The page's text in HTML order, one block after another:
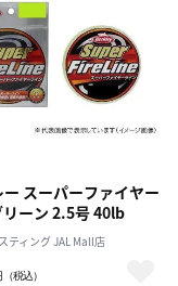
スーパーファイヤー
ーン 2.5号 40lb
ティング JAL Mall店
（税込）